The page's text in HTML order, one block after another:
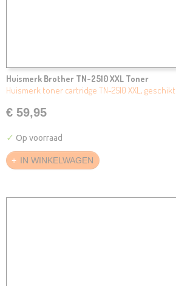
Huismerk Brother TN-2510 XXL Toner
Huismerk toner cartridge TN-2510 XXL,
€ 59,95
✓ Op voorraad
IN WINKELWAGEN